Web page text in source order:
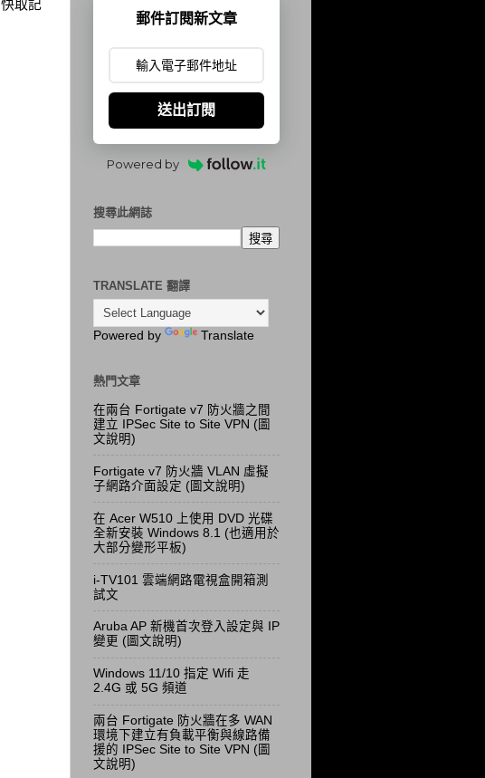
取記
郵件訂閱新文章
送出訂閱
Powered by
搜尋此網誌
TRANSLATE 翻譯
Powered by Translate
熱門文章
在兩台 Fortigate v7 防火牆之間
建立 IPSec Site to Site VPN (圖
文說明)
Fortigate v7 防火牆 VLAN 虛擬
子網路介面設定 (圖文說明)
在 Acer W510 上使用 DVD 光碟
全新安裝 Windows 8.1 (也適用於
大部分變形平板)
i-TV101 雲端網路電視盒開箱測
試文
Aruba AP 新機首次登入設定與 IP
變更 (圖文說明)
Windows 11/10 指定 Wifi 走
2.4G 或 5G 頻道
兩台 Fortigate 防火牆在多 WAN
環境下建立有負載平衡與線路備
援的 IPSec Site to Site VPN (圖
文說明)